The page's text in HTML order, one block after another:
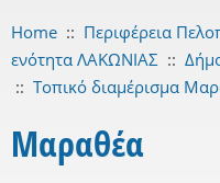
Home :: Περιφέρεια
ενότητα ΛΑΚΩΝΙΑΣ ::
:: Τοπικό διαμέρισμα
Μαραθέα